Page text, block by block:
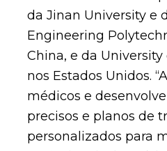
da Jinan University e
Engineering
China, e da
nos Estados Unidos.
médicos e
precisos e planos de
personalizados para